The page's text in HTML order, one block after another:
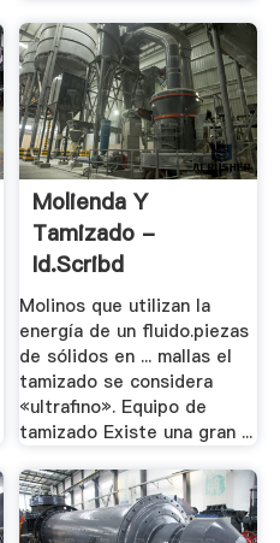
Molienda Y
Tamizado -
Id.scribd
Molinos que utilizan la
energía de un fluido.piezas
de sólidos en ... mallas el
tamizado se considera
«ultrafino». Equipo de
tamizado Existe una gran ...